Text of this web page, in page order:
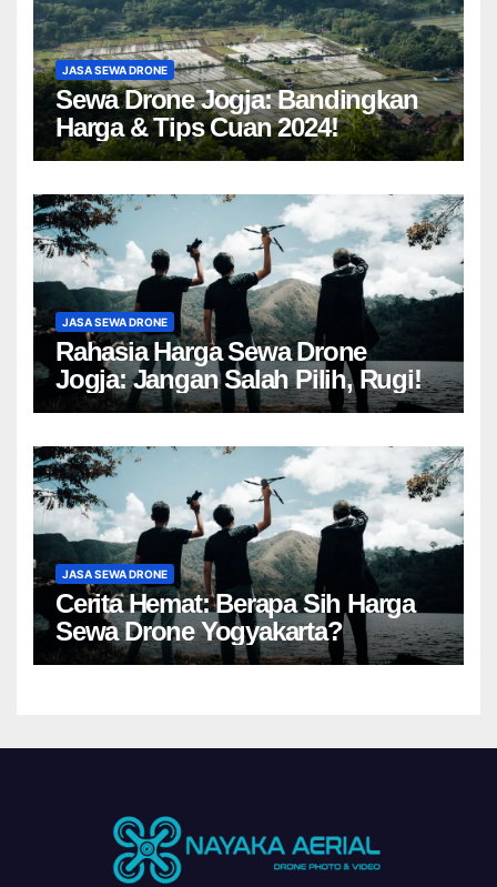
JASA SEWA DRONE
Sewa Drone Jogja: Bandingkan
Harga & Tips Cuan 2024!
JASA SEWA DRONE
Rahasia Harga Sewa Drone
Jogja: Jangan Salah Pilih, Rugi!
JASA SEWA DRONE
Cerita Hemat: Berapa Sih Harga
Sewa Drone Yogyakarta?